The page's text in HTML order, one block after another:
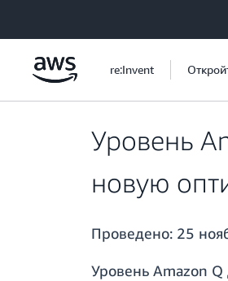
re:Invent
Уровень
новую
Проведено: 25
Уровень Amazon